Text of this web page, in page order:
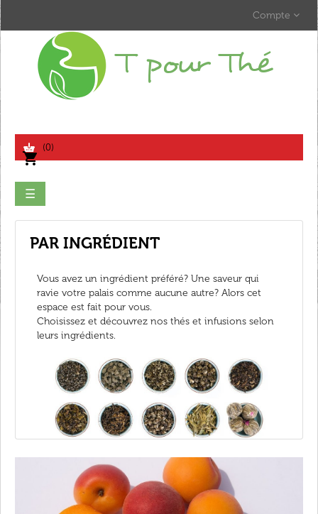
Compte
shopping_cart
(0)
search
Basculer
la
navigation
☰
PAR INGRÉDIENT
Vous avez un ingrédient préféré? Une saveur qui
ravie votre palais comme aucune autre? Alors cet
espace est fait pour vous.
Choisissez et découvrez nos thés et infusions selon
leurs ingrédients.